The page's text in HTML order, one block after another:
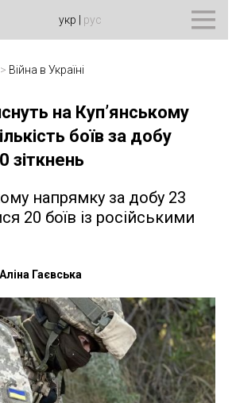
укр рус
> Війна в Україні
на Куп’янському
боїв за добу
зіткнень
напрямку за добу 23
20 боїв із російськими
Аліна Гаєвська